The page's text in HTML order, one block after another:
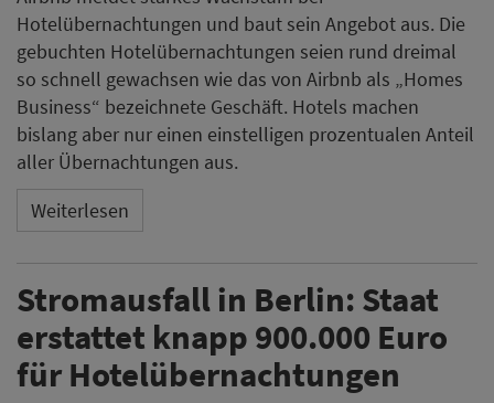
Hotelübernachtungen und baut sein Angebot aus. Die
gebuchten Hotelübernachtungen seien rund dreimal
so schnell gewachsen wie das von Airbnb als „Homes
Business“ bezeichnete Geschäft. Hotels machen
bislang aber nur einen einstelligen prozentualen Anteil
aller Übernachtungen aus.
Weiterlesen
Stromausfall in Berlin: Staat
erstattet knapp 900.000 Euro
für Hotelübernachtungen